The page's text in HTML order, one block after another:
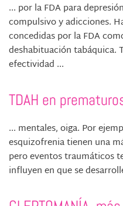
... por la FDA para
compulsivo y adicciones.
concedidas por la FDA
deshabituación tabáquica.
efectividad ...
TDAH en
... mentales, oiga. Por
esquizofrenia tienen una
pero eventos traumáticos
influyen en que se